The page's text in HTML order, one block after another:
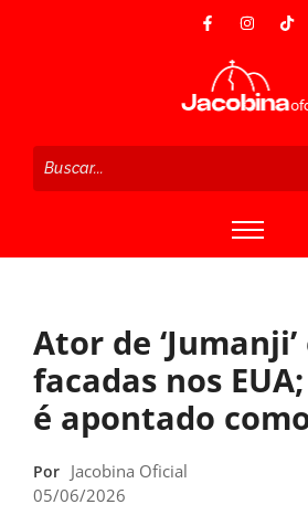
Ator de
facadas nos
é apontado
Por Jacobina Oficial
05/06/2026